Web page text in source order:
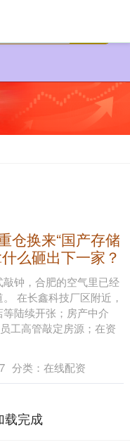
仓换来“国产存储
么砸出下一家？
钟，合肥的空气里已经
在长鑫科技厂区附近，
陆续开张；房产中介
工高管敲定房源；在资
分类： 在线配资
载完成